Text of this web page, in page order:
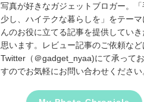
写真が好きなガジェットブロガー。「
少し、ハイテクな暮らしを」をテーマ
んのお役に立てる記事を提供していき
思います。レビュー記事のご依頼など
Twitter（＠gadget_nyaa)にて承って
すのでお気軽にお問い合わせください